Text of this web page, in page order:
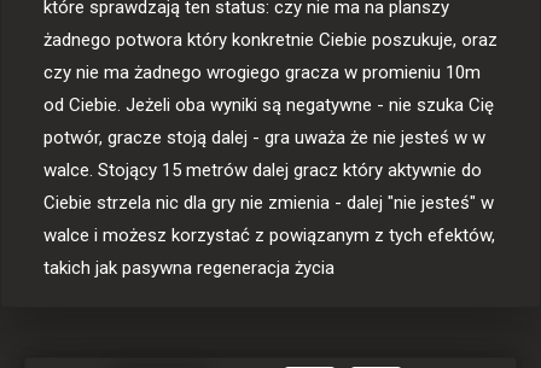
które sprawdzają ten status: czy nie ma na planszy
żadnego potwora który konkretnie Ciebie poszukuje, oraz
czy nie ma żadnego wrogiego gracza w promieniu 10m
od Ciebie. Jeżeli oba wyniki są negatywne - nie szuka Cię
potwór, gracze stoją dalej - gra uważa że nie jesteś w w
walce. Stojący 15 metrów dalej gracz który aktywnie do
Ciebie strzela nic dla gry nie zmienia - dalej "nie jesteś" w
walce i możesz korzystać z powiązanym z tych efektów,
takich jak pasywna regeneracja życia